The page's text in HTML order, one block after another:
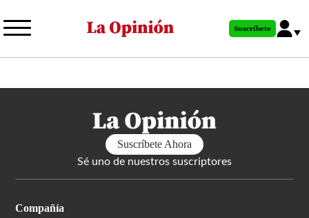
al
principal
Suscríbete
Suscríbete Ahora
Sé uno de nuestros suscriptores
Compañía